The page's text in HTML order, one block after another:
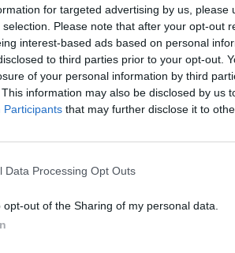
for targeted advertising by us, please
Please note that after your opt-out
interest-based ads based on personal
to third parties prior to your opt-out.
of your personal information by third
information may also be disclosed by us
Participants that may further disclose it to
Data Processing Opt Outs
opt-out of the Sharing of my personal data.
nas do preferowanych źródeł w Google